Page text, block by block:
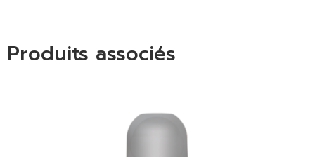
Produits associés